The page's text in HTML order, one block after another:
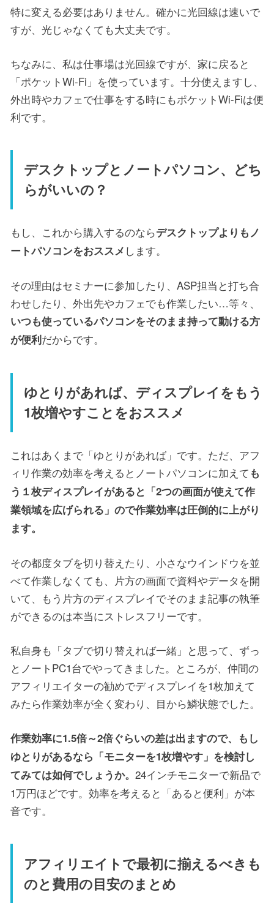
特に変える必要はありません。確かに光回線は速いで
すが、光じゃなくても大丈夫です。
ちなみに、私は仕事場は光回線ですが、家に戻ると
「ポケットWi-Fi」を使っています。十分使えますし、
外出時やカフェで仕事をする時にもポケットWi-Fiは便
利です。
デスクトップとノートパソコン、どち
らがいいの？
もし、これから購入するのならデスクトップよりもノ
ートパソコンをおススメ します。
その理由はセミナーに参加したり、ASP担当と打ち合
わせしたり、外出先やカフェでも作業したい…等々、
いつも使っているパソコンをそのまま持って動ける方
が便利だからです。
ゆとりがあれば、ディスプレイをもう
1枚増やすことをおススメ
これはあくまで「ゆとりがあれば」です。ただ、アフ
ィリ作業の効率を考えるとノートパソコンに加えて も
う１枚ディスプレイがあると「2つの画面が使えて作
業領域を広げられる」ので作業効率は圧倒的に上がり
ます。
その都度タブを切り替えたり、小さなウインドウを並
べて作業しなくても、片方の画面で資料やデータを開
いて、もう片方のディスプレイでそのまま記事の執筆
ができるのは本当にストレスフリーです。
私自身も「タブで切り替えれば一緒」と思って、ずっ
とノートPC1台でやってきました。ところが、仲間の
アフィリエイターの勧めでディスプレイを1枚加えて
みたら作業効率が全く変わり、目から鱗状態でした。
作業効率に1.5倍～2倍ぐらいの差は出ますので、もし
ゆとりがあるなら「モニターを1枚増やす」を検討し
てみては如何でしょうか。 24インチモニターで新品で
1万円ほどです。効率を考えると「あると便利」が本
音です。
アフィリエイトで最初に揃えるべきも
のと費用の目安のまとめ